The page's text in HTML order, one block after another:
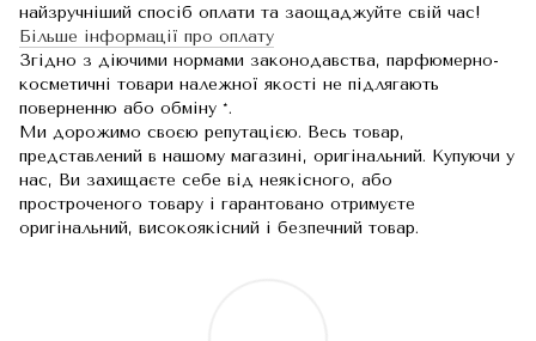
найзручніший спосіб оплати та заощаджуйте свій час!
Більше інформації про оплату
Згідно з діючими нормами законодавства, парфюмерно-
косметичні товари належної якості не підлягають
поверненню або обміну *.
Ми дорожимо своєю репутацією. Весь товар,
представлений в нашому магазині, оригінальний. Купуючи у
нас, Ви захищаєте себе від неякісного, або
простроченого товару і гарантовано отримуєте
оригінальний, високоякісний і безпечний товар.